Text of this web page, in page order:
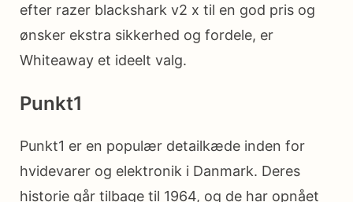
efter razer blackshark v2 x til en god pris og
ønsker ekstra sikkerhed og fordele, er
Whiteaway et ideelt valg.
Punkt1
Punkt1 er en populær detailkæde inden for
hvidevarer og elektronik i Danmark. Deres
historie går tilbage til 1964, og de har opnået